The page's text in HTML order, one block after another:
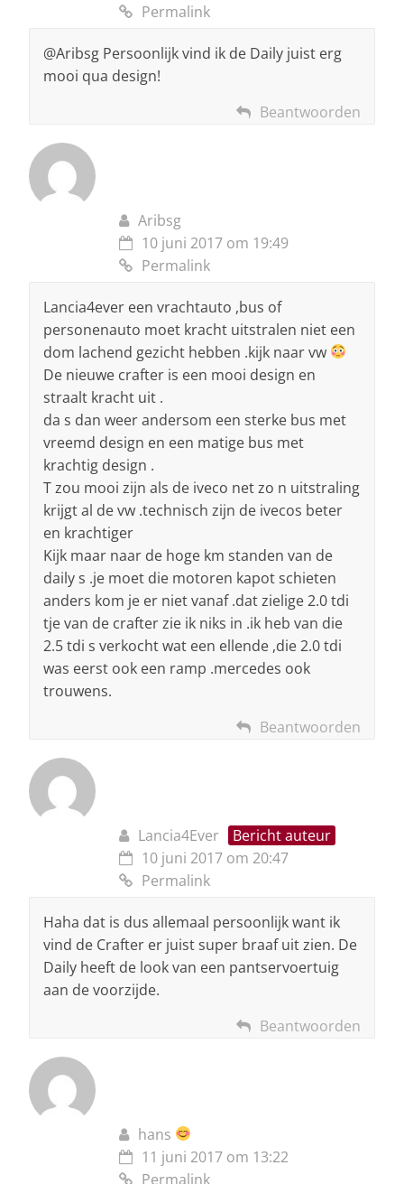
Permalink
@Aribsg Persoonlijk vind ik de Daily juist erg
mooi qua design!
Beantwoorden
Aribsg
10 juni 2017 om 19:49
Permalink
Lancia4ever een vrachtauto ,bus of
personenauto moet kracht uitstralen niet een
dom lachend gezicht hebben .kijk naar vw
De nieuwe crafter is een mooi design en
straalt kracht uit .
da s dan weer andersom een sterke bus met
vreemd design en een matige bus met
krachtig design .
T zou mooi zijn als de iveco net zo n uitstraling
krijgt al de vw .technisch zijn de ivecos beter
en krachtiger
Kijk maar naar de hoge km standen van de
daily s .je moet die motoren kapot schieten
anders kom je er niet vanaf .dat zielige 2.0 tdi
tje van de crafter zie ik niks in .ik heb van die
2.5 tdi s verkocht wat een ellende ,die 2.0 tdi
was eerst ook een ramp .mercedes ook
trouwens.
Beantwoorden
Lancia4Ever
Bericht auteur
10 juni 2017 om 20:47
Permalink
Haha dat is dus allemaal persoonlijk want ik
vind de Crafter er juist super braaf uit zien. De
Daily heeft de look van een pantservoertuig
aan de voorzijde.
Beantwoorden
hans
11 juni 2017 om 13:22
Permalink